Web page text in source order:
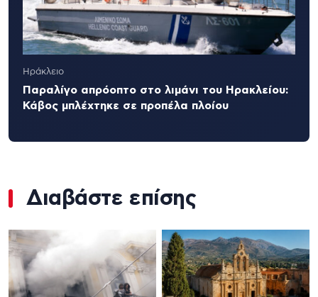
Ηράκλειο
Παραλίγο απρόοπτο στο λιμάνι του Ηρακλείου:
Κάβος μπλέχτηκε σε προπέλα πλοίου
Διαβάστε επίσης